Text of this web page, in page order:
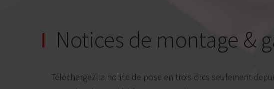
Notices de montage &
Téléchargez la notice de pose en trois clics seulement